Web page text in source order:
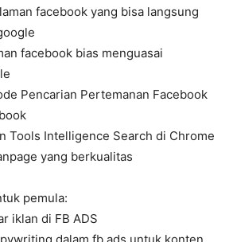
facebook yang bisa langsung
facebook bias menguasai
Pencarian Pertemanan Facebook
Tools Intelligence Search di Chrome
yang berkualitas
pemula:
iklan di FB ADS